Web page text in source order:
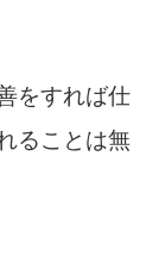
をすれば仕
ることは無